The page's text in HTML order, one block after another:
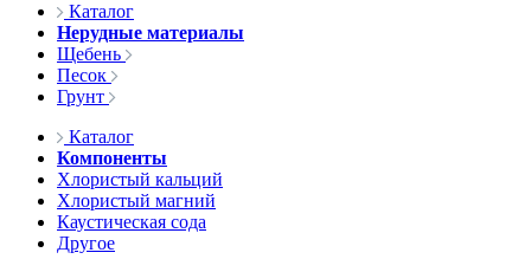
Каталог
Нерудные материалы
Щебень
Песок
Грунт
Каталог
Компоненты
Хлористый кальций
Хлористый магний
Каустическая сода
Другое